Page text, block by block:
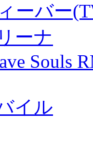
ーバー
ーナ
Souls
イル